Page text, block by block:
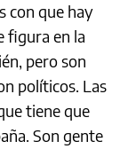
con que hay
figura en la
pero son
políticos. Las
tiene que
Son gente